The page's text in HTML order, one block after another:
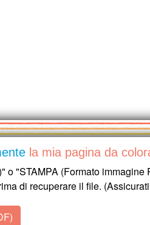
la mia pagina da
"STAMPA (Formato
di recuperare il file.